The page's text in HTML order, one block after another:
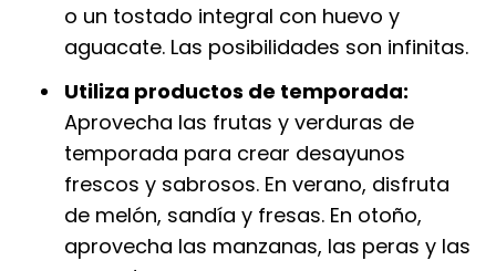
o un tostado integral con huevo y
aguacate. Las posibilidades son infinitas.
Utiliza productos de temporada:
Aprovecha las frutas y verduras de
temporada para crear desayunos
frescos y sabrosos. En verano, disfruta
de melón, sandía y fresas. En otoño,
aprovecha las manzanas, las peras y las